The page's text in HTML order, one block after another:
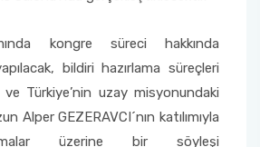
kongre süreci hakkında
bildiri hazırlama süreçleri
ve Türkiye’nin uzay misyonundaki
Alper GEZERAVCI´nın katılımıyla
üzerine bir söyleşi
Süral MYO
Randevu Sistemi
Sistemi